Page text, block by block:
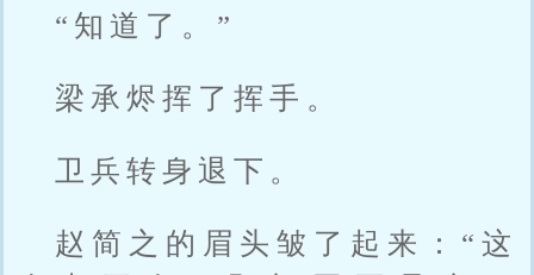
“知道了。”
梁承烬挥了挥手。
卫兵转身退下。
赵简之的眉头皱了起来：“这